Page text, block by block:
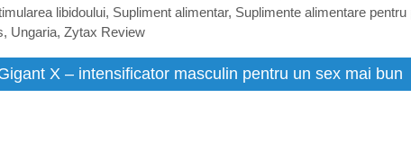
libidoului, Supliment alimentar, Suplimente alimentare pentru
, Ungaria, Zytax Review
X – intensificator masculin pentru un sex mai bun